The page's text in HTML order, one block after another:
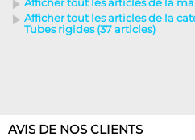
Afficher tout les articles de la
Afficher tout les articles de la
Tubes rigides (37 articles)
AVIS DE NOS CLIENTS